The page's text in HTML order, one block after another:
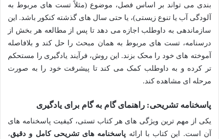
بندی می تواند بر اساس فصل، موضوع (مثلاً تست های مربوط به
آلودگی آب یا تنوع زیستی)، یا حتی سال های گذشته کنکور باشد. این
سازماندهی به داوطلب اجازه می دهد تا پس از مطالعه هر بخش از
درسنامه، تست های مربوط به همان مبحث را حل کند و بلافاصله
آموخته های خود را محک بزند. این روش، فرآیند یادگیری را مستحکم
تر کرده و به داوطلب کمک می کند تا پیشرفت خود را به صورت
مرحله ای مشاهده کند.
پاسخنامه تشریحی: راهنمای گام به گام برای یادگیری
یکی از مهم ترین ویژگی های هر کتاب تستی، کیفیت پاسخنامه های
آن است. این کتاب با ارائه پاسخنامه های تشریحی کامل و دقیق،